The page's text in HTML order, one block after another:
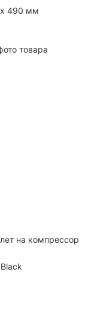
490 мм
товара
на компрессор